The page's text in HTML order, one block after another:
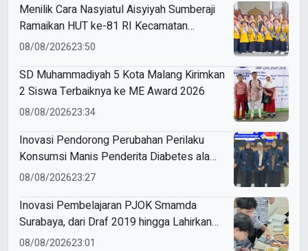
Menilik Cara Nasyiatul Aisyiyah Sumberaji
Ramaikan HUT ke-81 RI Kecamatan
Sukodadi
08/08/202623:50
SD Muhammadiyah 5 Kota Malang Kirimkan
2 Siswa Terbaiknya ke ME Award 2026
08/08/202623:34
Inovasi Pendorong Perubahan Perilaku
Konsumsi Manis Penderita Diabetes ala
Mahasiswa Unesa
08/08/202623:27
Inovasi Pembelajaran PJOK Smamda
Surabaya, dari Draf 2019 hingga Lahirkan
Modul Gizi Digital
08/08/202623:01